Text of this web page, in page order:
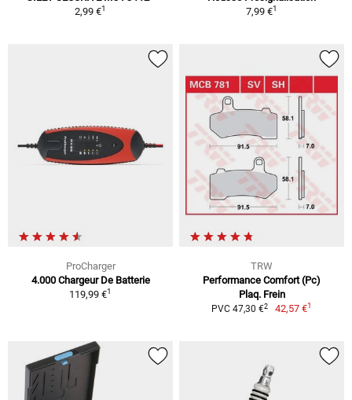
2,99 €1
7,99 €1
ProCharger
4.000 Chargeur De Batterie
119,99 €1
TRW
Performance Comfort (Pc)
Plaq. Frein
PVC 47,30 €2 42,57 €1